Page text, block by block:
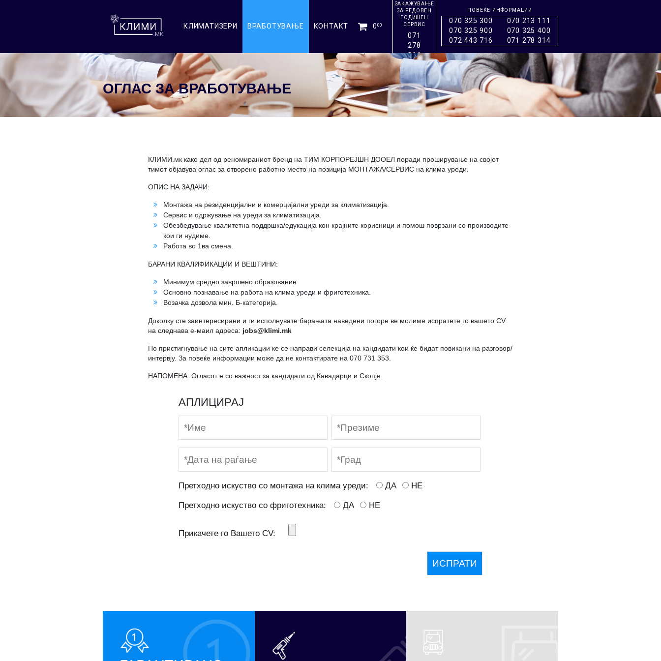
КЛИМАТИЗЕРИ ВРАБОТУВАЊЕ КОНТАКТ 000
ЗАКАЖУВАЊЕ
ЗА РЕДОВЕН
ГОДИШЕН
СЕРВИС
071
278
314
ПОВЕЌЕ ИНФОРМАЦИИ
070 325 300
070 213 111
070 325 900
070 325 400
072 443 716
071 278 314
ОГЛАС ЗА ВРАБОТУВАЊЕ
КЛИМИ.мк како дел од реномираниот бренд на ТИМ КОРПОРЕЈШН ДООЕЛ поради проширување на својот
тимот објавува оглас за отворено работно место на позиција МОНТАЖА/СЕРВИС на клима уреди.
ОПИС НА ЗАДАЧИ:
Монтажа на резиденцијални и комерцијални уреди за климатизација.
Сервис и одржување на уреди за климатизација.
Обезбедување квалитетна поддршка/едукација кон крајните корисници и помош поврзани со производите
кои ги нудиме.
Работа во 1ва смена.
БАРАНИ КВАЛИФИКАЦИИ И ВЕШТИНИ:
Минимум средно завршено образование
Основно познавање на работа на клима уреди и фриготехника.
Возачка дозвола мин. Б-категорија.
Доколку сте заинтересирани и ги исполнувате барањата наведени погоре ве молиме испратете го вашето CV
на следнава е-маил адреса: jobs@klimi.mk
По пристигнување на сите апликации ке се направи селекција на кандидати кои ќе бидат повикани на разговор/
интервју. За повеќе информации може да не контактирате на 070 731 353.
НАПОМЕНА: Огласот е со важност за кандидати од Кавадарци и Скопје.
АПЛИЦИРАЈ
Претходно искуство со монтажа на клима уреди: ДА
НЕ
Претходно искуство со фриготехника:
ДА НЕ
Прикачете го Вашето CV: